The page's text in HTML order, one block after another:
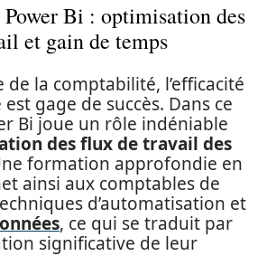
Power Bi : optimisation des
et gain de temps
de la comptabilité, l’efficacité
gage de succès. Dans ce
Bi joue un rôle indéniable
des flux de travail des
formation approfondie en
ainsi aux comptables de
d’automatisation et
, ce qui se traduit par
significative de leur